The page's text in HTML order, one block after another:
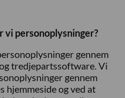
vi personoplysninger?
gennem
tredjepartssoftware. Vi
gennem
hjemmeside og ved at